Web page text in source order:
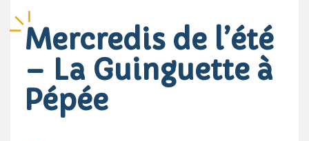
Mercredis de l’été
– La Guinguette à
Pépée